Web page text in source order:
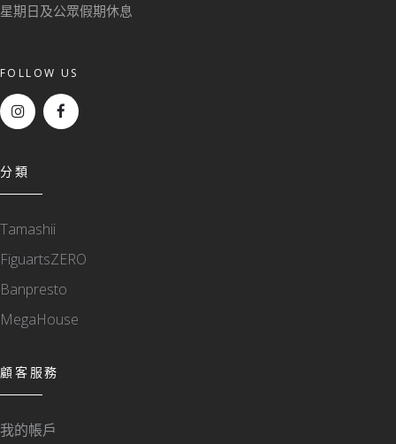
星期日及公眾假期休息
FOLLOW US
分類
Tamashii
FiguartsZERO
Banpresto
MegaHouse
顧客服務
我的帳戶